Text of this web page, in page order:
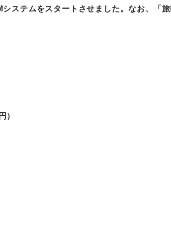
宿泊・日本文化体験
ステムをスタートさせました。なお、「
）